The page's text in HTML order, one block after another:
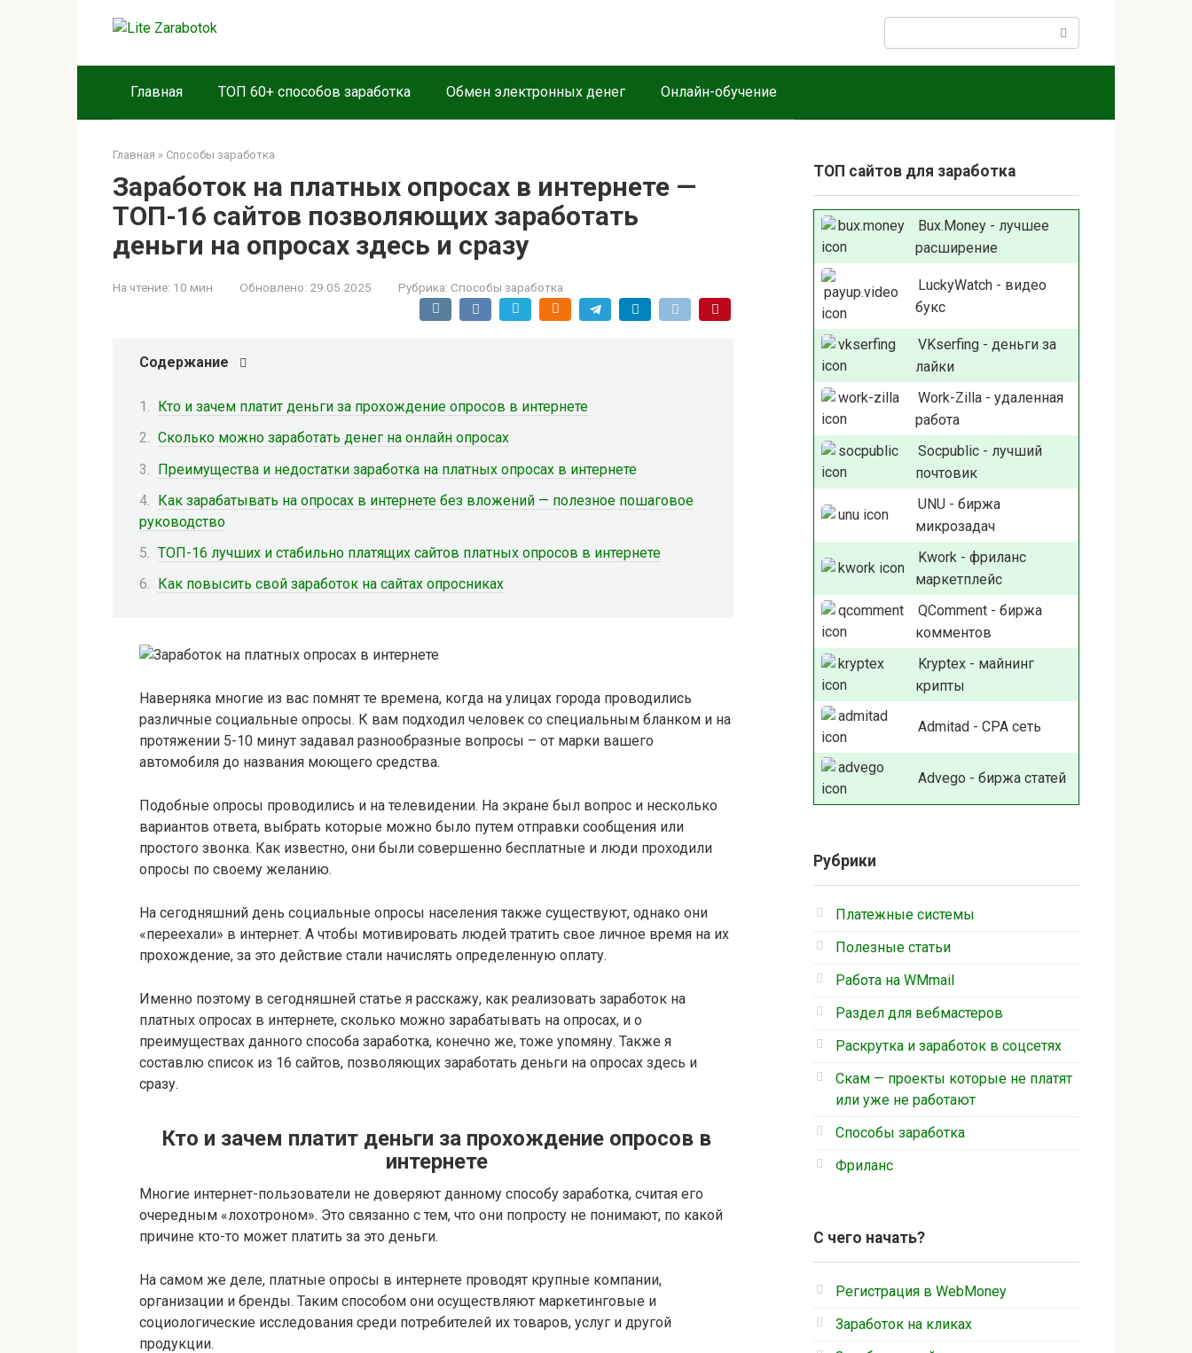
Главная ТОП 60+ способов заработка Обмен электронных денег Онлайн-обучение
Главная » Способы заработка
Заработок на платных опросах в интернете —
ТОП-16 сайтов позволяющих заработать
деньги на опросах здесь и сразу
На чтение: 10 мин Обновлено: 29.05.2025 Рубрика: Способы заработка
Содержание
Кто и зачем платит деньги за прохождение опросов в интернете
Сколько можно заработать денег на онлайн опросах
Преимущества и недостатки заработка на платных опросах в интернете
Как зарабатывать на опросах в интернете без вложений — полезное пошаговое
руководство
ТОП-16 лучших и стабильно платящих сайтов платных опросов в интернете
Как повысить свой заработок на сайтах опросниках
Наверняка многие из вас помнят те времена, когда на улицах города проводились
различные социальные опросы. К вам подходил человек со специальным бланком и на
протяжении 5-10 минут задавал разнообразные вопросы – от марки вашего
автомобиля до названия моющего средства.
Подобные опросы проводились и на телевидении. На экране был вопрос и несколько
вариантов ответа, выбрать которые можно было путем отправки сообщения или
простого звонка. Как известно, они были совершенно бесплатные и люди проходили
опросы по своему желанию.
На сегодняшний день социальные опросы населения также существуют, однако они
«переехали» в интернет. А чтобы мотивировать людей тратить свое личное время на их
прохождение, за это действие стали начислять определенную оплату.
Именно поэтому в сегодняшней статье я расскажу, как реализовать заработок на
платных опросах в интернете, сколько можно зарабатывать на опросах, и о
преимуществах данного способа заработка, конечно же, тоже упомяну. Также я
составлю список из 16 сайтов, позволяющих заработать деньги на опросах здесь и
сразу.
Кто и зачем платит деньги за прохождение опросов в
интернете
Многие интернет-пользователи не доверяют данному способу заработка, считая его
очередным «лохотроном». Это связанно с тем, что они попросту не понимают, по какой
причине кто-то может платить за это деньги.
На самом же деле, платные опросы в интернете проводят крупные компании,
организации и бренды. Таким способом они осуществляют маркетинговые и
социологические исследования среди потребителей их товаров, услуг и другой
продукции.
ТОП сайтов для заработка
Bux.Money - лучшее
расширение
LuckyWatch - видео
букс
VKserfing - деньги за
лайки
Work-Zilla - удаленная
работа
Socpublic - лучший
почтовик
UNU - биржа
микрозадач
Kwork - фриланс
маркетплейс
QComment - биржа
комментов
Kryptex - майнинг
крипты
Admitad - СРА сеть
Advego - биржа статей
Рубрики
Платежные системы
Полезные статьи
Работа на WMmail
Раздел для вебмастеров
Раскрутка и заработок в соцсетях
Скам — проекты которые не платят
или уже не работают
Способы заработка
Фриланс
С чего начать?
Регистрация в WebMoney
Заработок на кликах